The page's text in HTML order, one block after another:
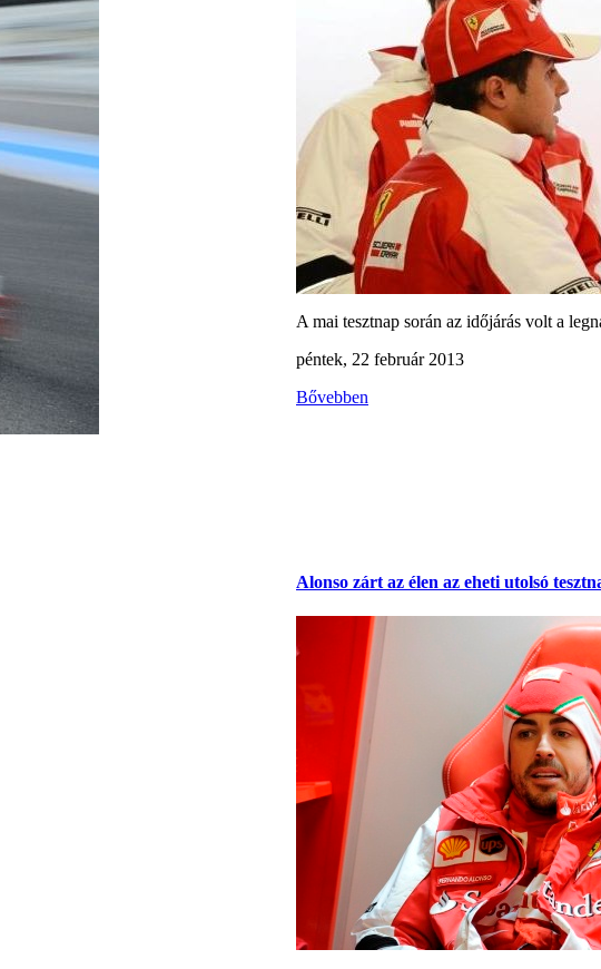
A mai tesztnap során az időjárás volt a
péntek, 22 február 2013
Bővebben
Alonso zárt az élen az eheti utolsó